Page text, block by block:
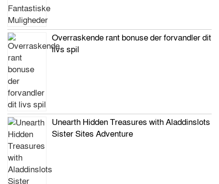
Overraskende rant bonuse der forvandler dit
livs spil
Unearth Hidden Treasures with Aladdinslots
Sister Sites Adventure